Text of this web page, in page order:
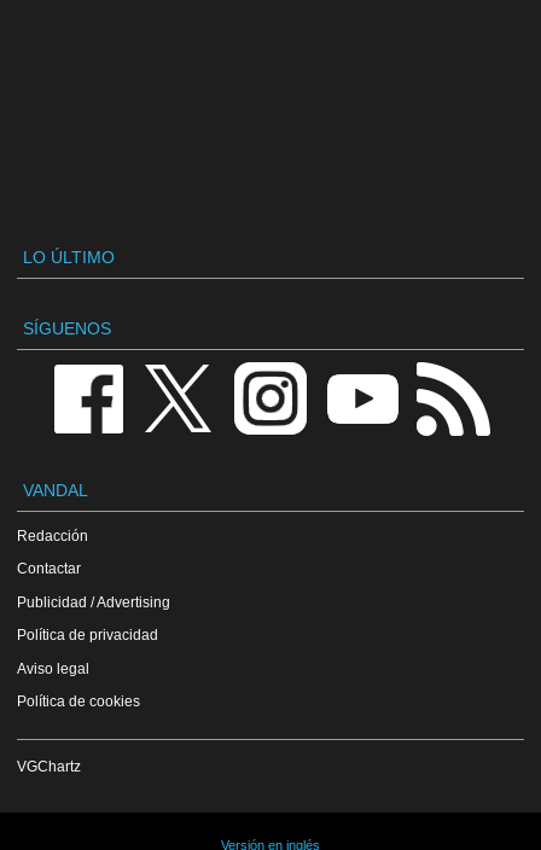
LO ÚLTIMO
SÍGUENOS
VANDAL
Redacción
Contactar
Publicidad / Advertising
Política de privacidad
Aviso legal
Política de cookies
VGChartz
Versión en inglés